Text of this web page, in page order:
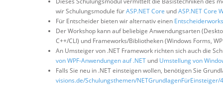
wir Schulungsmodule fürASP.NET Core undASP.NET Core
Für Entscheider bieten wir alternativ einen
Der Workshop kann auf beliebige Anwendungsarten
C++/CLI) und Frameworks/Bibliotheken (Windows Forms,
An Umsteiger von .NET Framework richten sich auch die
von WPF-Anwendungen auf .NET und Umstellung von
Falls Sie neu in .NET einsteigen wollen, benötigen Sie
visions.de/Schulungsthemen/NETGrundlagenFürEinsteiger/